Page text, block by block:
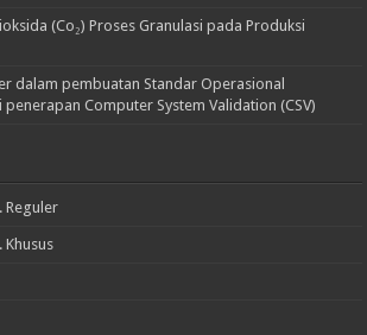
(Co₂) Proses Granulasi pada Produksi
dalam pembuatan Standar Operasional
penerapan Computer System Validation (CSV)
Reguler
Khusus